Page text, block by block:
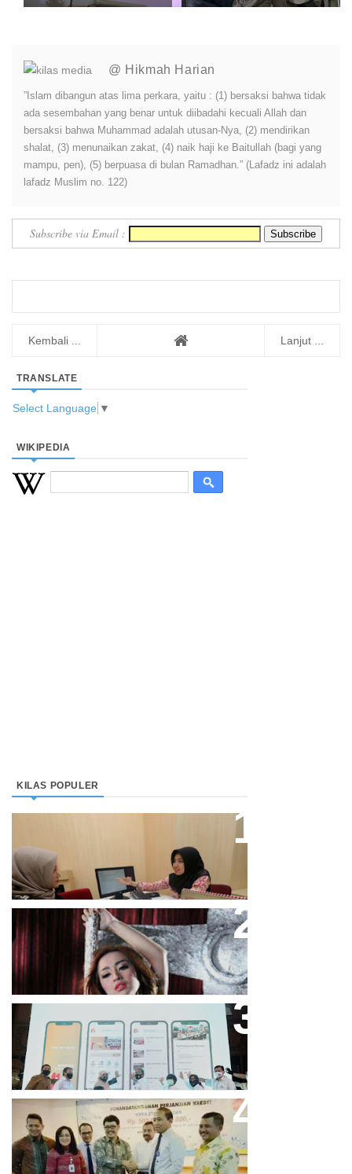
@ Hikmah Harian
”Islam dibangun atas lima perkara, yaitu : (1) bersaksi bahwa tidak
ada sesembahan yang benar untuk diibadahi kecuali Allah dan
bersaksi bahwa Muhammad adalah utusan-Nya, (2) mendirikan
shalat, (3) menunaikan zakat, (4) naik haji ke Baitullah (bagi yang
mampu, pen), (5) berpuasa di bulan Ramadhan.” (Lafadz ini adalah
lafadz Muslim no. 122)
Subscribe via Email :
Kembali ... Lanjut ...
TRANSLATE
Select Language ▼
WIKIPEDIA
KILAS POPULER
Keuangan Syariah Di Indonesia
Meningkat
Cupi Cupita Luncurkan Single
“Yo Uwis”
Bandung Great Sale 2020 Go
Online Resmi Dimulai
Bank Bjb Fasilitasi Kredit Modal
Kerja Konstruksi PT Adhi Karya